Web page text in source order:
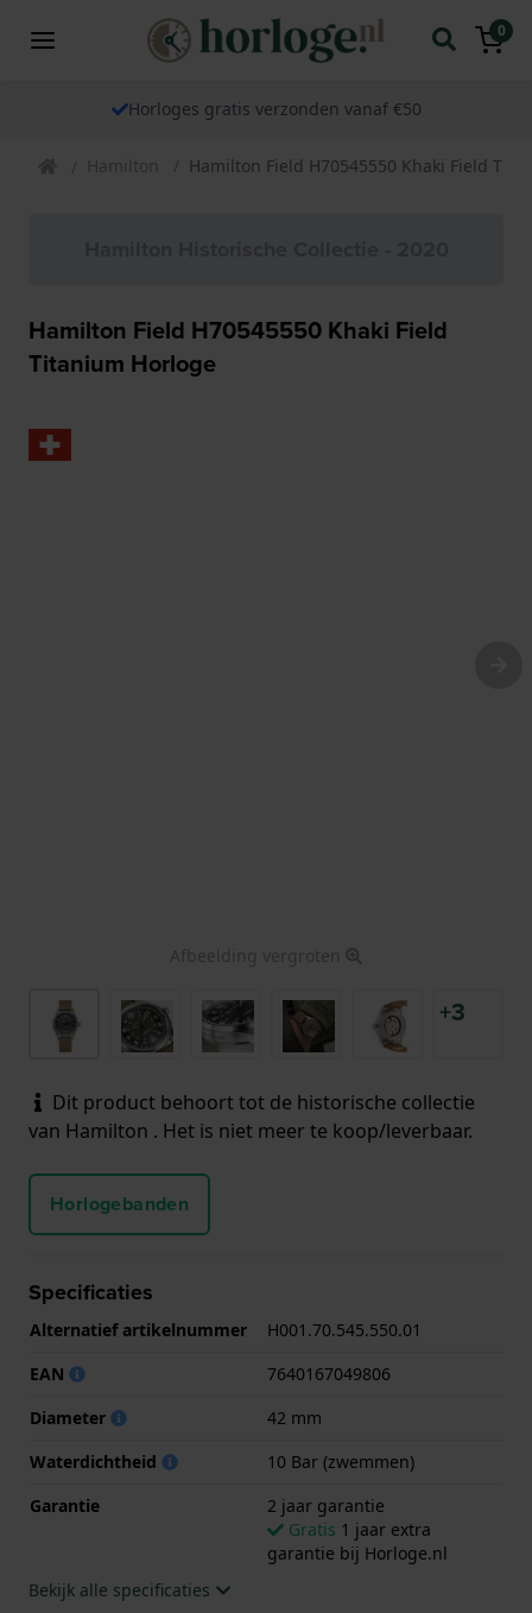
0
Horloges gratis verzonden vanaf €50
Hamilton Hamilton Field H70545550 Khaki Field
Hamilton Field H70545550 Khaki Field
Titanium Horloge
Afbeelding vergroten
+3
Dit product behoort tot de historische collectie
van Hamilton . Het is niet meer te koop/leverbaar.
Horlogebanden
Specificaties
Alternatief artikelnummer
H001.70.545.550.01
EAN
7640167049806
Diameter
42 mm
Waterdichtheid
10 Bar (zwemmen)
Garantie
2 jaar garantie
Gratis 1 jaar extra
garantie bij Horloge.nl
Bekijk alle specificaties